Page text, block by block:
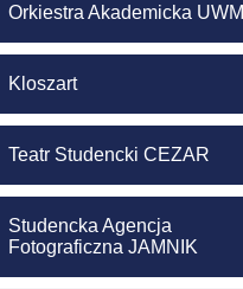
Orkiestra Akademicka UWM
Kloszart
Teatr Studencki CEZAR
Studencka Agencja
Fotograficzna JAMNIK